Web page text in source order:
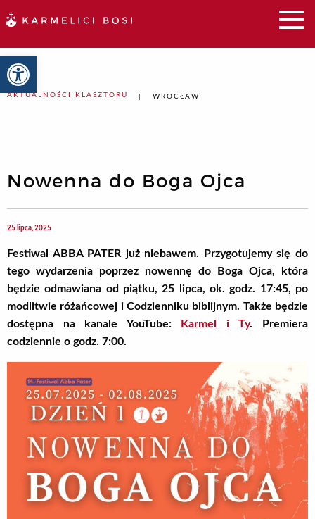
Otwórz pasek narzędzi
AKTUALNOŚCI KLASZTORU WROCŁAW
Nowenna do Boga Ojca
25 lipca, 2025
Festiwal ABBA PATER już niebawem. Przygotujemy się do
tego wydarzenia poprzez nowennę do Boga Ojca, która
będzie odmawiana od piątku, 25 lipca,ok. godz. 17:45, po
modlitwie różańcowej i Codzienniku biblijnym. Także będzie
dostępna na kanale YouTube: Karmel i Ty. Premiera
codziennie o godz. 7:00.